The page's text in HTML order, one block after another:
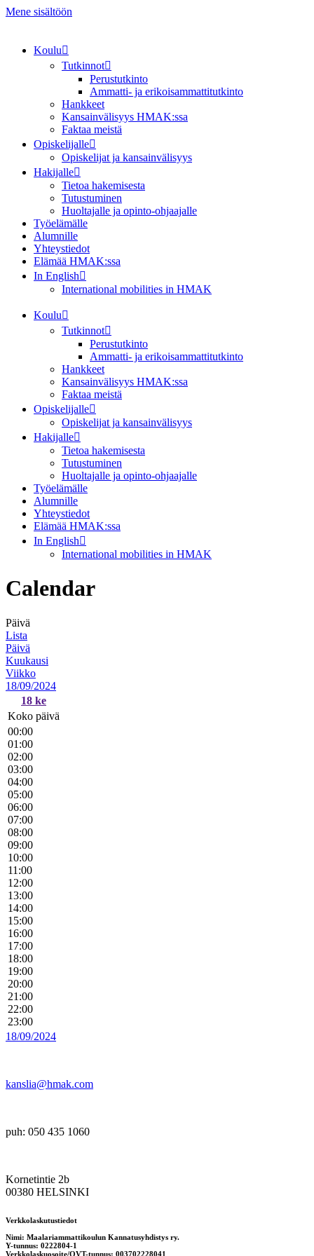
Mene sisältöön
Koulu
Tutkinnot
Perustutkinto
Ammatti- ja erikoisammattitutkinto
Hankkeet
Kansainvälisyys HMAK:ssa
Faktaa meistä
Opiskelijalle
Opiskelijat ja kansainvälisyys
Hakijalle
Tietoa hakemisesta
Tutustuminen
Huoltajalle ja opinto-ohjaajalle
Työelämälle
Alumnille
Yhteystiedot
Elämää HMAK:ssa
In English
International mobilities in HMAK
Koulu
Tutkinnot
Perustutkinto
Ammatti- ja erikoisammattitutkinto
Hankkeet
Kansainvälisyys HMAK:ssa
Faktaa meistä
Opiskelijalle
Opiskelijat ja kansainvälisyys
Hakijalle
Tietoa hakemisesta
Tutustuminen
Huoltajalle ja opinto-ohjaajalle
Työelämälle
Alumnille
Yhteystiedot
Elämää HMAK:ssa
In English
International mobilities in HMAK
Calendar
Päivä
Lista
Päivä
Kuukausi
Viikko
18/09/2024
18 ke
Koko päivä
00:00
01:00
02:00
03:00
04:00
05:00
06:00
07:00
08:00
09:00
10:00
11:00
12:00
13:00
14:00
15:00
16:00
17:00
18:00
19:00
20:00
21:00
22:00
23:00
18/09/2024
kanslia@hmak.com
puh: 050 435 1060
Kornetintie 2b
00380 HELSINKI
Verkkolaskutustiedot
Nimi: Maalariammattikoulun Kannatusyhdistys ry.
Y-tunnus: 0222804-1
Verkkolaskuosoite/OVT-tunnus: 003702228041